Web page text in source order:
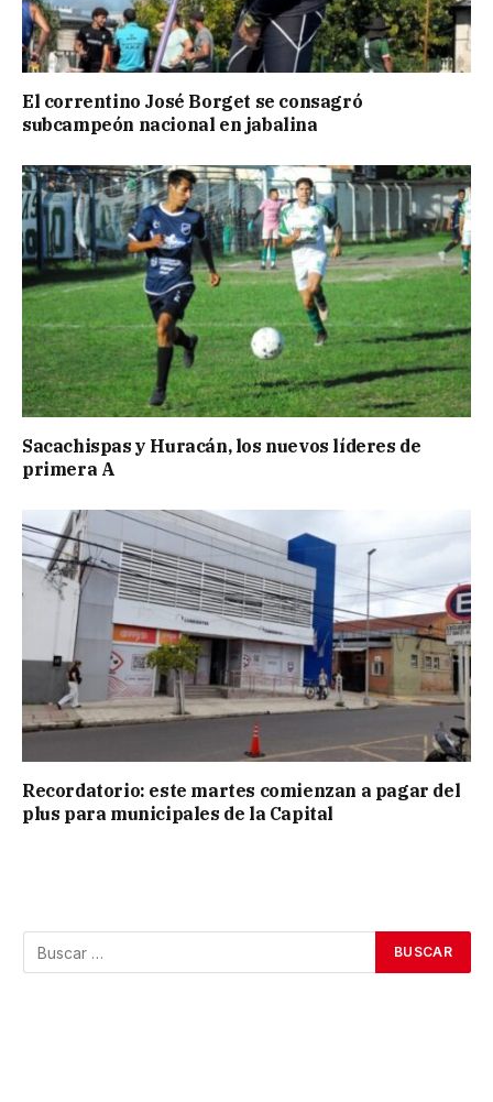
El correntino José Borget se consagró
subcampeón nacional en jabalina
Sacachispas y Huracán, los nuevos líderes de
primera A
Recordatorio: este martes comienzan a pagar del
plus para municipales de la Capital